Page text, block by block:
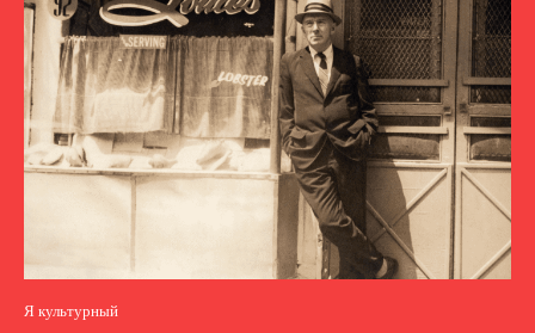
Я культурный